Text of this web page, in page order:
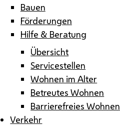
Bauen
Förderungen
Hilfe & Beratung
Übersicht
Servicestellen
Wohnen im Alter
Betreutes Wohnen
Barrierefreies Wohnen
Verkehr